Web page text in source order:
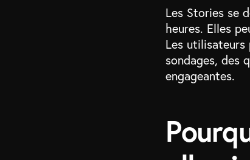
Les Stories se
heures. Elles
Les
sondages, des
engageantes.